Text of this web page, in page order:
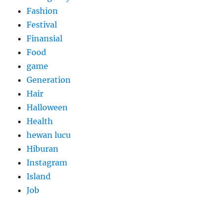
Fashion
Festival
Finansial
Food
game
Generation
Hair
Halloween
Health
hewan lucu
Hiburan
Instagram
Island
Job